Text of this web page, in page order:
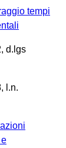
tempi
d.lgs
l.n.